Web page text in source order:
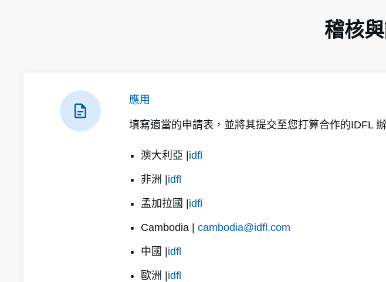
稽核
應用
填寫適當的申請表，並將其提交至您打算合作的IDFL
澳大利亞 |idfl
非洲 |idfl
孟加拉國 |idfl
Cambodia | cambodia@idfl.com
中國 |idfl
歐洲 |idfl